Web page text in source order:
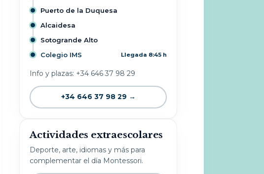
Puerto de la Duquesa
Alcaidesa
Sotogrande Alto
Colegio IMS
Llegada 8:45 h
Info y plazas: +34 646 37 98 29
+34 646 37 98 29 →
Actividades extraescolares
Deporte, arte, idiomas y más para
complementar el día Montessori.